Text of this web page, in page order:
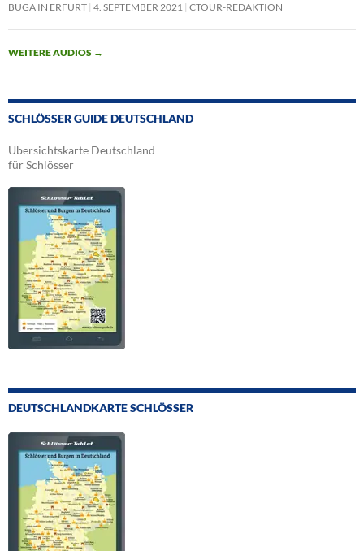
BUGA IN ERFURT 4. SEPTEMBER 2021 CTOUR-REDAKTION
WEITERE AUDIOS →
SCHLÖSSER GUIDE DEUTSCHLAND
Übersichtskarte Deutschland
für Schlösser
DEUTSCHLANDKARTE SCHLÖSSER